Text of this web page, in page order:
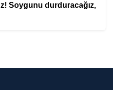
Soygunu durduracağız,